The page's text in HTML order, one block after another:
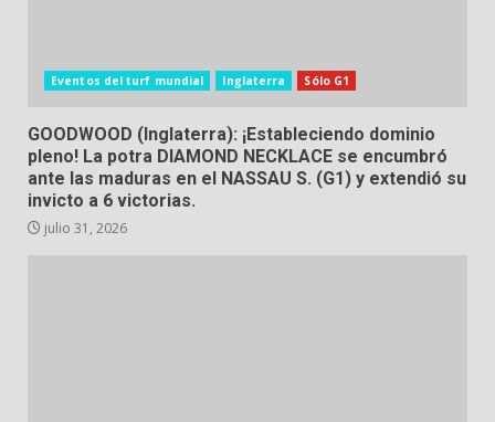
Eventos del turf mundial Inglaterra Sólo G1
GOODWOOD (Inglaterra): ¡Estableciendo dominio
pleno! La potra DIAMOND NECKLACE se encumbró
ante las maduras en el NASSAU S. (G1) y extendió su
invicto a 6 victorias.
julio 31, 2026